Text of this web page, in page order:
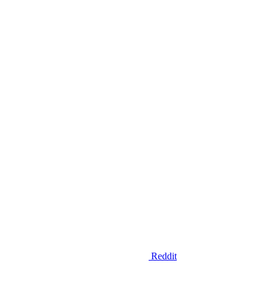
Reddit